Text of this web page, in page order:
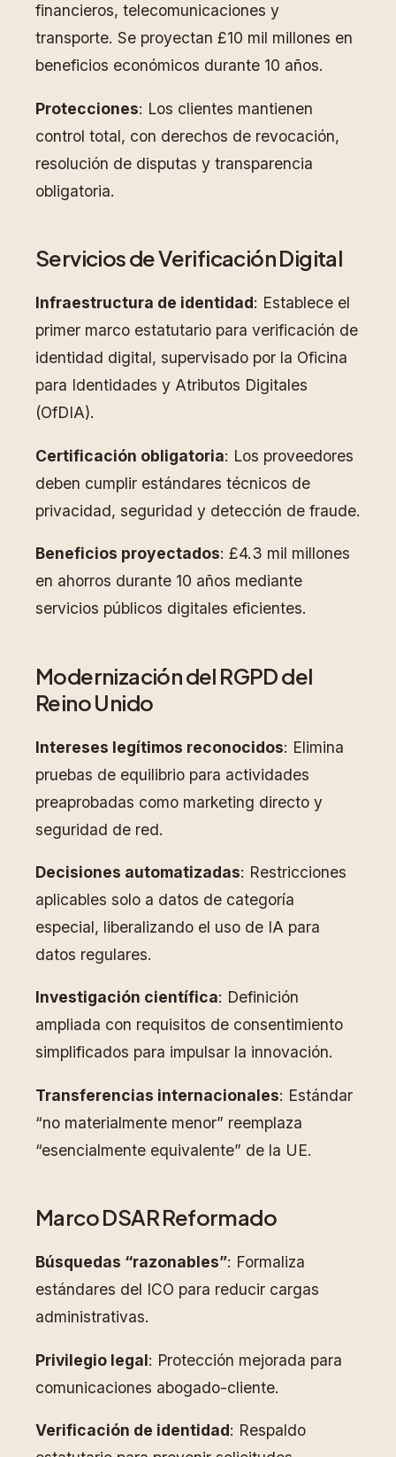
financieros, telecomunicaciones y
transporte. Se proyectan £10 mil millones en
beneficios económicos durante 10 años.
Protecciones: Los clientes mantienen
control total, con derechos de revocación,
resolución de disputas y transparencia
obligatoria.
Servicios de Verificación Digital
Infraestructura de identidad: Establece el
primer marco estatutario para verificación de
identidad digital, supervisado por la Oficina
para Identidades y Atributos Digitales
(OfDIA).
Certificación obligatoria: Los proveedores
deben cumplir estándares técnicos de
privacidad, seguridad y detección de fraude.
Beneficios proyectados: £4.3 mil millones
en ahorros durante 10 años mediante
servicios públicos digitales eficientes.
Modernización del RGPD del
Reino Unido
Intereses legítimos reconocidos: Elimina
pruebas de equilibrio para actividades
preaprobadas como marketing directo y
seguridad de red.
Decisiones automatizadas: Restricciones
aplicables solo a datos de categoría
especial, liberalizando el uso de IA para
datos regulares.
Investigación científica: Definición
ampliada con requisitos de consentimiento
simplificados para impulsar la innovación.
Transferencias internacionales: Estándar
“no materialmente menor” reemplaza
“esencialmente equivalente” de la UE.
Marco DSAR Reformado
Búsquedas “razonables”: Formaliza
estándares del ICO para reducir cargas
administrativas.
Privilegio legal: Protección mejorada para
comunicaciones abogado-cliente.
Verificación de identidad: Respaldo